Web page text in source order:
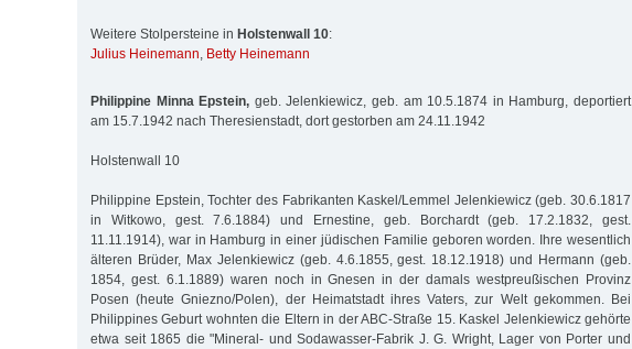
Weitere Stolpersteine in Holstenwall 10:
Julius Heinemann, Betty Heinemann
Philippine Minna Epstein, geb. Jelenkiewicz, geb. am 10.5.1874 in Hamburg, deportiert
am 15.7.1942 nach Theresienstadt, dort gestorben am 24.11.1942
Holstenwall 10
Philippine Epstein, Tochter des Fabrikanten Kaskel/Lemmel Jelenkiewicz (geb. 30.6.1817
in Witkowo, gest. 7.6.1884) und Ernestine, geb. Borchardt (geb. 17.2.1832, gest.
11.11.1914), war in Hamburg in einer jüdischen Familie geboren worden. Ihre wesentlich
älteren Brüder, Max Jelenkiewicz (geb. 4.6.1855, gest. 18.12.1918) und Hermann (geb.
1854, gest. 6.1.1889) waren noch in Gnesen in der damals westpreußischen Provinz
Posen (heute Gniezno/Polen), der Heimatstadt ihres Vaters, zur Welt gekommen. Bei
Philippines Geburt wohnten die Eltern in der ABC-Straße 15. Kaskel Jelenkiewicz gehörte
etwa seit 1865 die "Mineral- und Sodawasser-Fabrik J. G. Wright, Lager von Porter und